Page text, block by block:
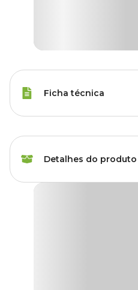
Ficha técnica
Modo de
Detalhes do produto